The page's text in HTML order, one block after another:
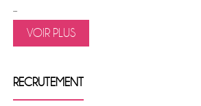
...
VOIR PLUS
RECRUTEMENT